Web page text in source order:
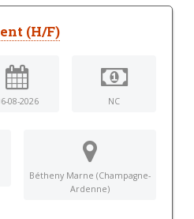
(H/F)
08-2026 NC
Bétheny Marne (Champagne-
Ardenne)